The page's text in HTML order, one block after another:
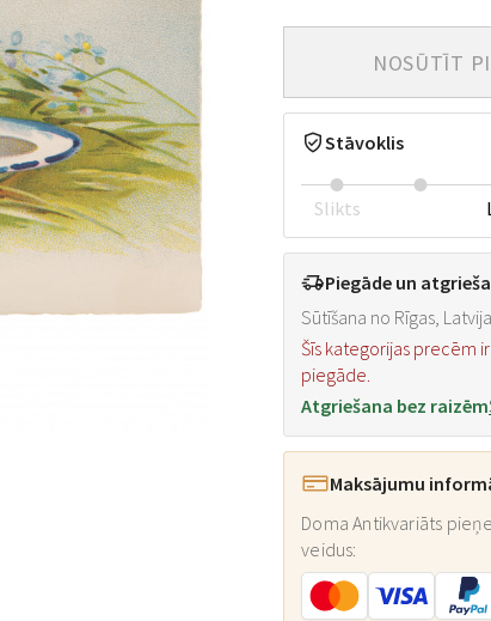
NOSŪTĪT
Stāvoklis
Slikts
Piegāde un
Sūtīšana no Rīgas,
Šīs kategorijas precēm
piegāde.
Atgriešana bez raizēm
Maksājumu
Doma Antikvariāts
veidus: